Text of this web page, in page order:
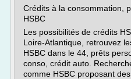
Crédits à la consommation,
HSBC
Les possibilités de crédits
Loire-Atlantique, retrouvez
HSBC dans le 44, prêts
conso, crédit auto.
comme HSBC proposant